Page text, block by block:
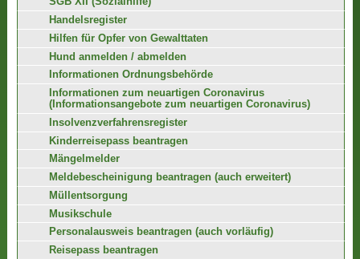
Handelsregister
Hilfen für Opfer von Gewalttaten
Hund anmelden / abmelden
Informationen Ordnungsbehörde
Informationen zum neuartigen Coronavirus
(Informationsangebote zum neuartigen Coronavirus)
Insolvenzverfahrensregister
Kinderreisepass beantragen
Mängelmelder
Meldebescheinigung beantragen (auch erweitert)
Müllentsorgung
Musikschule
Personalausweis beantragen (auch vorläufig)
Reisepass beantragen